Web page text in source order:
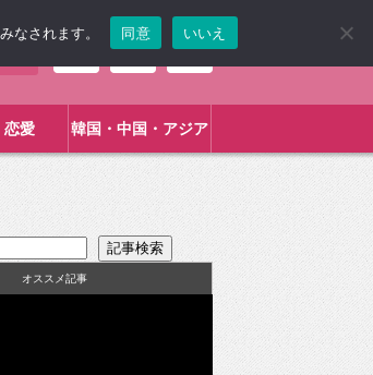
恋愛 韓国・中国・アジア
オススメ記事
なされます。 同意 いいえ